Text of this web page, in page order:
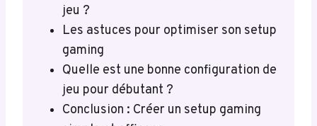
jeu ?
Les astuces pour optimiser son setup
gaming
Quelle est une bonne configuration de
jeu pour débutant ?
Conclusion : Créer un setup gaming